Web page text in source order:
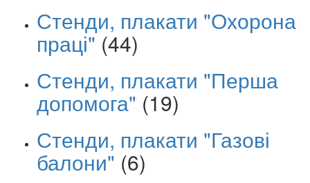
Стенди, плакати "Охорона
праці" (44)
Стенди, плакати "Перша
допомога" (19)
Стенди, плакати "Газові
балони" (6)